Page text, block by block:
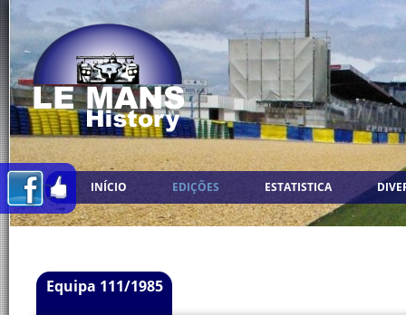
INÍCIO EDIÇÕES ESTATISTICA
Equipa 111/1985